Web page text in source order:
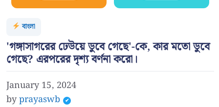
বাংলা
'গঙ্গাসাগরের ঢেউয়ে ডুবে গেছে'-কে, কার মতো ডুবে
গেছে? এরপরের দৃশ্য বর্ণনা করো।
January 15, 2024
byprayaswb